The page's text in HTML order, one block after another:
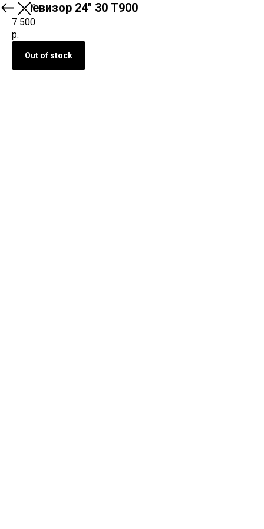
О продукте
Телевизор 24" 30 T900
7 500
р.
Out of stock